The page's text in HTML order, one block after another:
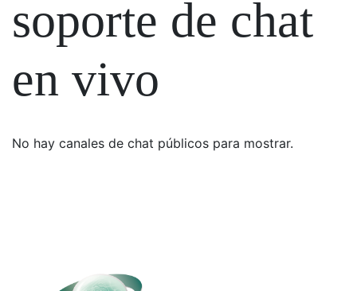
soporte de chat
en vivo
No hay canales de chat públicos para mostrar.